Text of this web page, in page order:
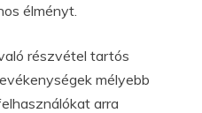
élményt.
részvétel tartós
mélyebb
arra